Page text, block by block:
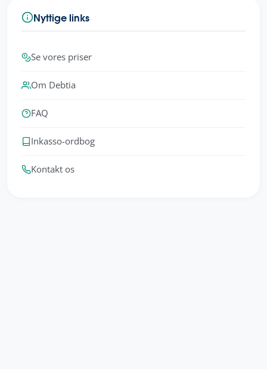
Nyttige links
Se vores priser
Om Debtia
FAQ
Inkasso-ordbog
Kontakt os